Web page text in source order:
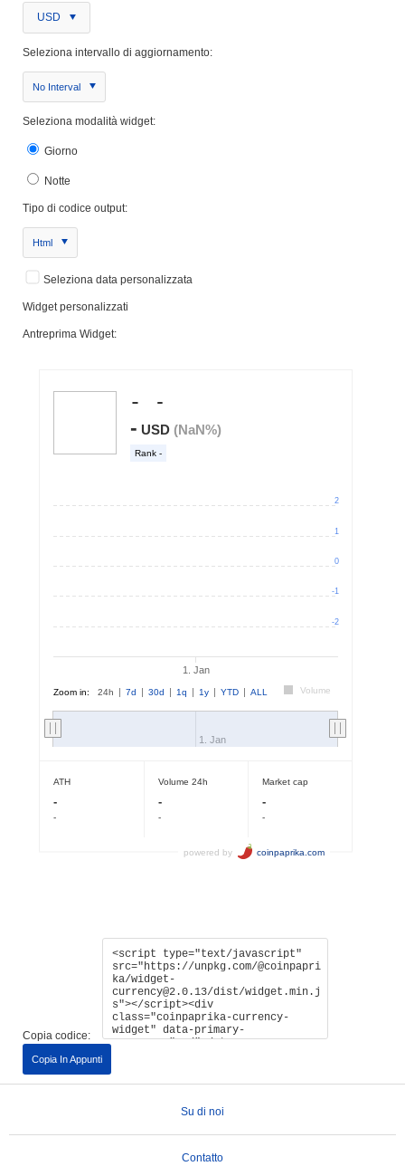
USD
Seleziona intervallo di aggiornamento:
No Interval
Seleziona modalità widget:
Giorno
Notte
Tipo di codice output:
Html
Seleziona data personalizzata
Widget personalizzati
Antreprima Widget:
Copia codice:
Copia In Appunti
Su di noi
Contatto